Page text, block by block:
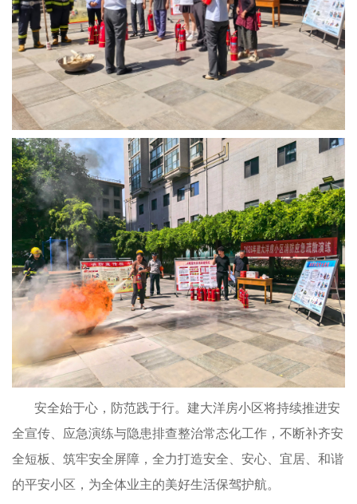
安全始于心，防范践于行。建大洋房小区将持续推进安
全宣传、应急演练与隐患排查整治常态化工作，不断补齐安
全短板、筑牢安全屏障，全力打造安全、安心、宜居、和谐
的平安小区，为全体业主的美好生活保驾护航。